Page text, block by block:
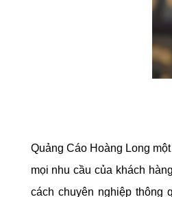
Quảng Cáo Hoàng Long
mọi nhu cầu của khách
cách chuyên nghiệp